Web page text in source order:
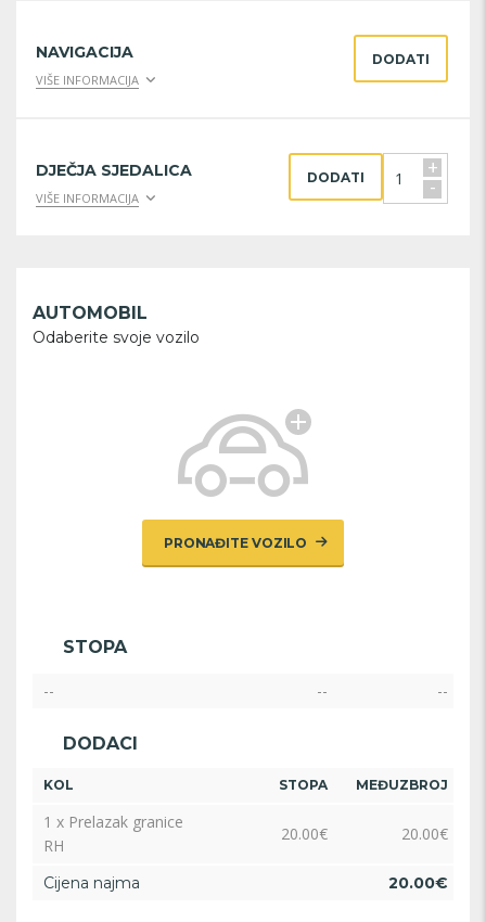
NAVIGACIJA
VIŠE INFORMACIJA
DODATI
DJEČJA SJEDALICA
VIŠE INFORMACIJA
+
-
DODATI
AUTOMOBIL
Odaberite svoje vozilo
PRONAĐITE VOZILO
STOPA
-- -- --
DODACI
KOL STOPA MEĐUZBROJ
1 x Prelazak granice
RH
20.00€ 20.00€
Cijena najma 20.00€